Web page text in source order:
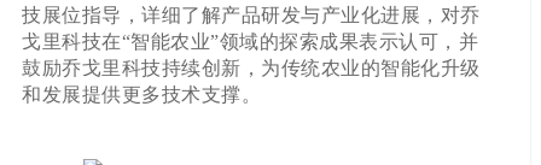
技展位指导，详细了解产品研发与产业化进展，对乔
戈里科技在“智能农业”领域的探索成果表示认可，并
鼓励乔戈里科技持续创新，为传统农业的智能化升级
和发展提供更多技术支撑。